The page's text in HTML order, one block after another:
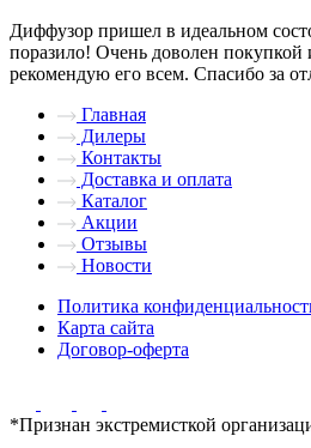
Диффузор пришел в идеальном
поразило! Очень доволен покупкой
рекомендую его всем. Спасибо за
Главная
Дилеры
Контакты
Доставка и оплата
Каталог
Акции
Отзывы
Новости
Политика
Карта сайта
Договор-оферта
*Признан экстремисткой